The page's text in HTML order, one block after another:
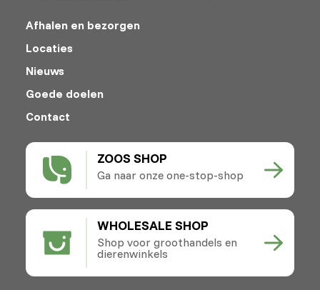
ZOOS SHOP
Ga naar onze one-stop-shop
WHOLESALE SHOP
Shop voor groothandels en
dierenwinkels
Afhalen en bezorgen
Locaties
Nieuws
Goede doelen
Contact